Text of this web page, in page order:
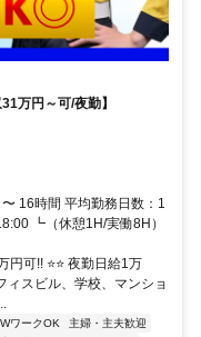
万円～可/夜勤】
16時間 平均勤務日数：1
┗（休憩1H/実働8H）
円可!! ⭐⭐ 夜勤日給1万
ィスビル、学校、マンショ
ワークOK
主婦・主夫歓迎